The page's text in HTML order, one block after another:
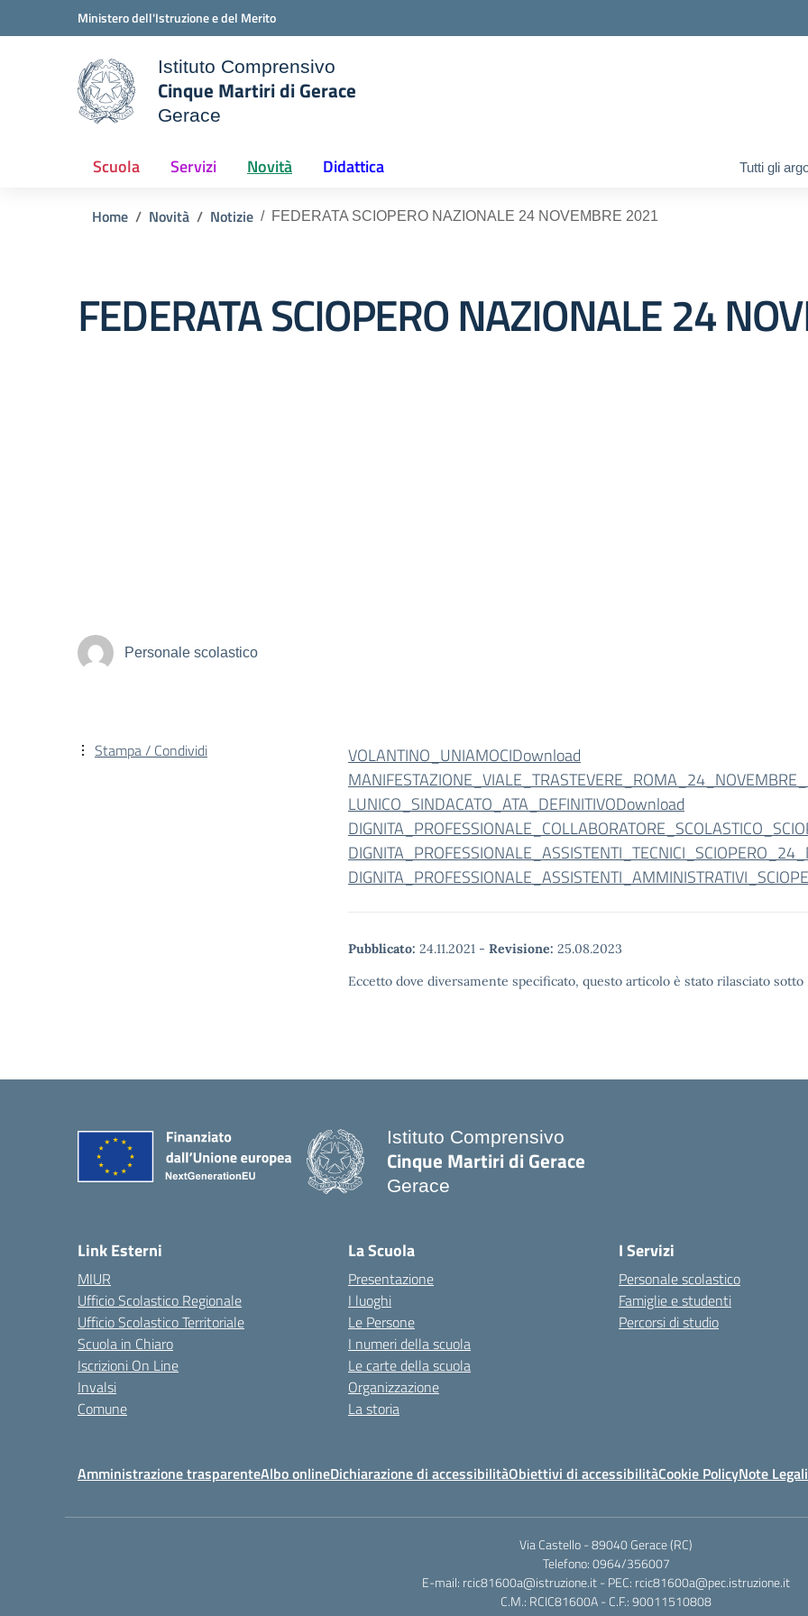
Vai ai contenuti
Vai al menu di navigazioneMinistero dell'Istruzione e del Merito
della scuola
Istituto Comprensivo
Cinque Martiri di Gerace
Gerace
Scuola Servizi Novità Didattica Tutti gli
Home Novità Notizie FEDERATA SCIOPERO NAZIONALE 24 NOVEMBRE 2021
FEDERATA SCIOPERO NAZIONALE 24
Personale scolastico
VOLANTINO_UNIAMOCIDownload
LUNICO_SINDACATO_ATA_DEFINITIVODownload
Pubblicato: 24.11.2021 - Revisione: 25.08.2023
Eccetto dove diversamente specificato, questo articolo è stato rilasciato
Stampa / Condividi
Istituto Comprensivo
Cinque Martiri di Gerace
Gerace
Link Esterni
MIUR
Ufficio Scolastico Regionale
Ufficio Scolastico Territoriale
Scuola in Chiaro
Iscrizioni On Line
Invalsi
Comune
La Scuola
Presentazione
I luoghi
Le Persone
I numeri della scuola
Le carte della scuola
Organizzazione
La storia
I Servizi
Personale scolastico
Famiglie e studenti
Percorsi di studio
Amministrazione trasparenteAlbo onlineDichiarazione di accessibilitàObiettivi di accessibilitàCookie PolicyNote Legali
Via Castello - 89040 Gerace (RC)
Telefono: 0964/356007
E-mail: rcic81600a@istruzione.it - PEC: rcic81600a@pec.istruzione.it
C.M.: RCIC81600A - C.F.: 90011510808